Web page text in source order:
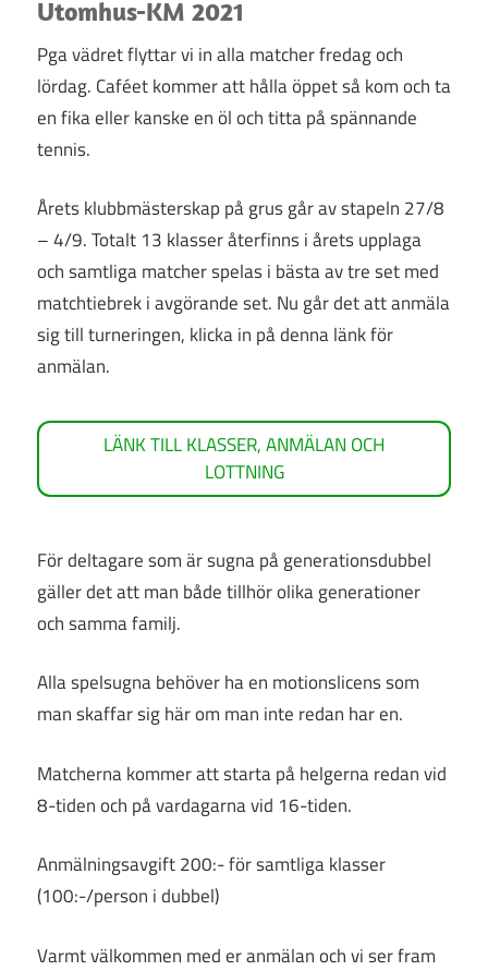
Utomhus-KM 2021
Pga vädret flyttar vi in alla matcher fredag och
lördag. Caféet kommer att hålla öppet så kom och ta
en fika eller kanske en öl och titta på spännande
tennis.
Årets klubbmästerskap på grus går av stapeln 27/8
– 4/9. Totalt 13 klasser återfinns i årets upplaga
och samtliga matcher spelas i bästa av tre set med
matchtiebrek i avgörande set. Nu går det att anmäla
sig till turneringen, klicka in på denna länk för
anmälan.
LÄNK TILL KLASSER, ANMÄLAN OCH
LOTTNING
För deltagare som är sugna på generationsdubbel
gäller det att man både tillhör olika generationer
och samma familj.
Alla spelsugna behöver ha en motionslicens som
man skaffar sig här om man inte redan har en.
Matcherna kommer att starta på helgerna redan vid
8-tiden och på vardagarna vid 16-tiden.
Anmälningsavgift 200:- för samtliga klasser
(100:-/person i dubbel)
Varmt välkommen med er anmälan och vi ser fram